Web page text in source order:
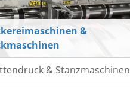
&
& Stanzmaschinen